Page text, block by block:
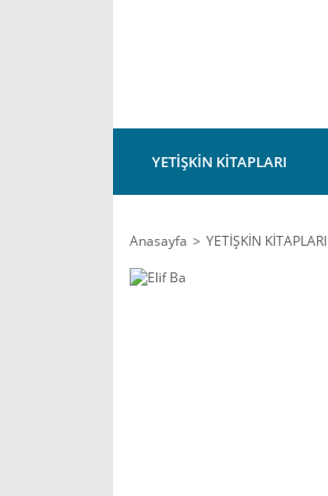
YETİŞKİN KİTAPLARI
Anasayfa YETİŞKİN KİTAPLARI